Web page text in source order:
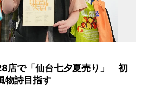
店で「仙台七夕夏売り」 初
物詩目指す